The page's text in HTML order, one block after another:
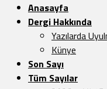
Anasayfa
Dergi Hakkında
Yazılarda
Künye
Son Sayı
Tüm Sayılar